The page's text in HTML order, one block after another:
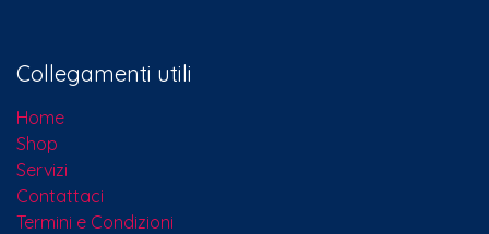
Collegamenti utili
Home
Shop
Servizi
Contattaci​
Termini e Condizioni